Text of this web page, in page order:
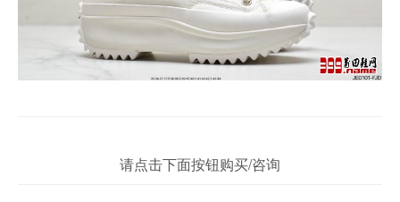
请点击下面按钮购买/咨询